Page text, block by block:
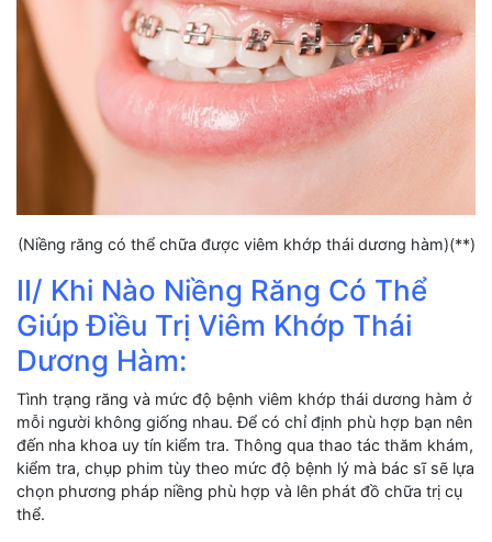
(Niềng răng có thể chữa được viêm khớp thái dương hàm)(**)
II/ Khi Nào Niềng Răng Có Thể
Giúp Điều Trị Viêm Khớp Thái
Dương Hàm:
Tình trạng răng và mức độ bệnh viêm khớp thái dương hàm ở
mỗi người không giống nhau. Để có chỉ định phù hợp bạn nên
đến nha khoa uy tín kiểm tra. Thông qua thao tác thăm khám,
kiểm tra, chụp phim tùy theo mức độ bệnh lý mà bác sĩ sẽ lựa
chọn phương pháp niềng phù hợp và lên phát đồ chữa trị cụ
thể.